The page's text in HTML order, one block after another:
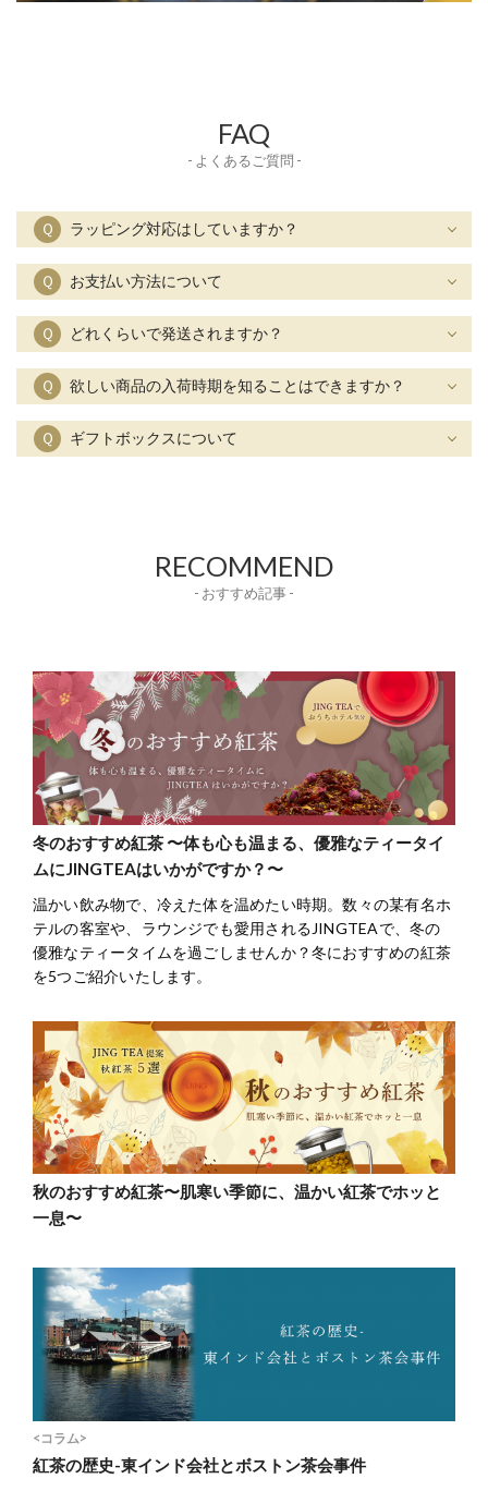
FAQ
- よくあるご質問 -
Ｑ ラッピング対応はしていますか？
Ｑ お支払い方法について
Ｑ どれくらいで発送されますか？
Ｑ 欲しい商品の入荷時期を知ることはできますか？
Ｑ ギフトボックスについて
RECOMMEND
- おすすめ記事 -
冬のおすすめ紅茶 〜体も心も温まる、優雅なティータイ
ムにJINGTEAはいかがですか？〜
温かい飲み物で、冷えた体を温めたい時期。数々の某有名ホ
テルの客室や、ラウンジでも愛用されるJINGTEAで、冬の
優雅なティータイムを過ごしませんか？冬におすすめの紅茶
を5つご紹介いたします。
秋のおすすめ紅茶〜肌寒い季節に、温かい紅茶でホッと
一息〜
<コラム>
紅茶の歴史-東インド会社とボストン茶会事件